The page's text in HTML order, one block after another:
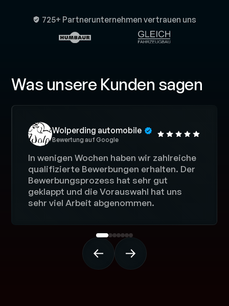
725+ Partnerunternehmen vertrauen uns
Was unsere Kunden sagen
Wolperding automobile
Bewertung aufGoogle
In wenigen Wochen haben wir zahlreiche
qualifizierte Bewerbungen erhalten. Der
Bewerbungsprozess hat sehr gut
geklappt und die Vorauswahl hat uns
sehr viel Arbeit abgenommen.